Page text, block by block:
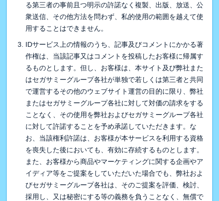
る第三者の事前且つ明示の許諾なく複製、出版、放送、公
衆送信、その他方法を問わず、私的使用の範囲を越えて使
用することはできません。
IDサービス上の情報のうち、記事及びコメントにかかる著
作権は、当該記事又はコメントを投稿したお客様に帰属す
るものとします。但し、お客様は、本サイト及び弊社また
はセガサミーグループ各社が単独で若しくは第三者と共同
で運営するその他のウェブサイト運営の目的に限り、弊社
またはセガサミーグループ各社に対して対価の請求をする
ことなく、その使用を弊社およびセガサミーグループ各社
に対して許諾することを予め承諾していただきます。な
お、当該権利許諾は、お客様が本サービスを利用する資格
を喪失した後においても、有効に存続するものとします。
また、お客様から商品やマーケティングに関する企画やア
イディア等をご提案をしていただいた場合でも、弊社およ
びセガサミーグループ各社は、そのご提案を評価、検討、
採用し、又は秘密にする等の義務を負うことなく、無償で